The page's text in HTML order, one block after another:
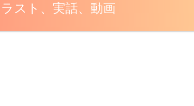
スト、実話、動画